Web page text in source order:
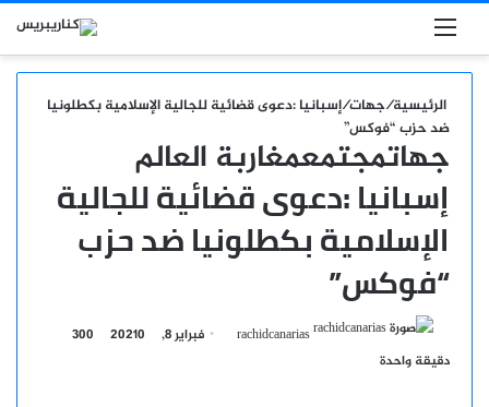
القائمة
الرئيسية/جهات/إسبانيا :دعوى قضائية للجالية الإسلامية بكطلونيا
ضد حزب “فوكس”
جهاتمجتمعمغاربة العالم
إسبانيا :دعوى قضائية للجالية
الإسلامية بكطلونيا ضد حزب
“فوكس”
rachidcanarias
أرسل فبراير 8, 2021 0
دقيقة واحدة